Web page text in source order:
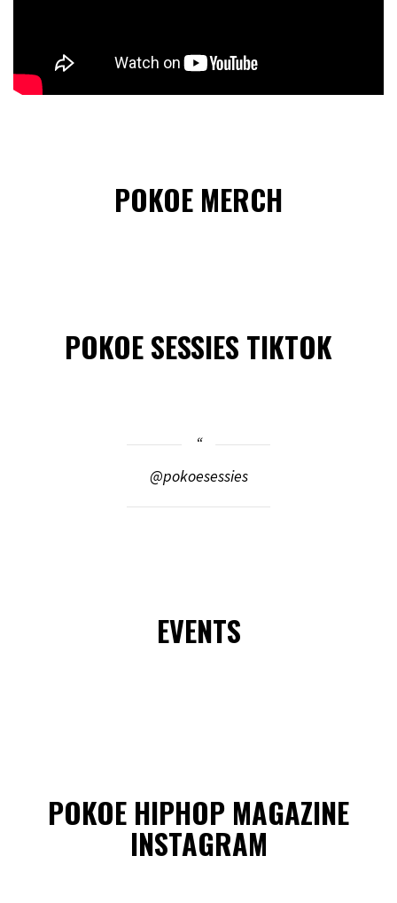
POKOE MERCH
POKOE SESSIES TIKTOK
@pokoesessies
EVENTS
POKOE HIPHOP MAGAZINE
INSTAGRAM